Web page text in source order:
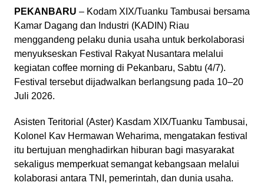
PEKANBARU – Kodam XIX/Tuanku Tambusai bersama
Kamar Dagang dan Industri (KADIN) Riau
menggandeng pelaku dunia usaha untuk berkolaborasi
menyukseskan Festival Rakyat Nusantara melalui
kegiatan coffee morning di Pekanbaru, Sabtu (4/7).
Festival tersebut dijadwalkan berlangsung pada 10–20
Juli 2026.
Asisten Teritorial (Aster) Kasdam XIX/Tuanku Tambusai,
Kolonel Kav Hermawan Weharima, mengatakan festival
itu bertujuan menghadirkan hiburan bagi masyarakat
sekaligus memperkuat semangat kebangsaan melalui
kolaborasi antara TNI, pemerintah, dan dunia usaha.